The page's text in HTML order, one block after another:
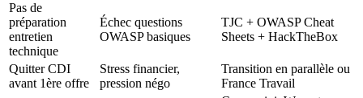
Pas de
préparation
entretien
technique
Échec questions
OWASP basiques
TJC + OWASP Cheat
Sheets + HackTheBox
Quitter CDI
avant 1ère offre
Stress financier,
pression négo
Transition en parallèle ou
France Travail